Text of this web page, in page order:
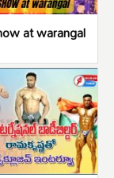
at warangal